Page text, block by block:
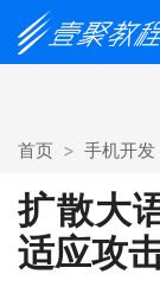
首页 手机开发
扩散大
适应攻